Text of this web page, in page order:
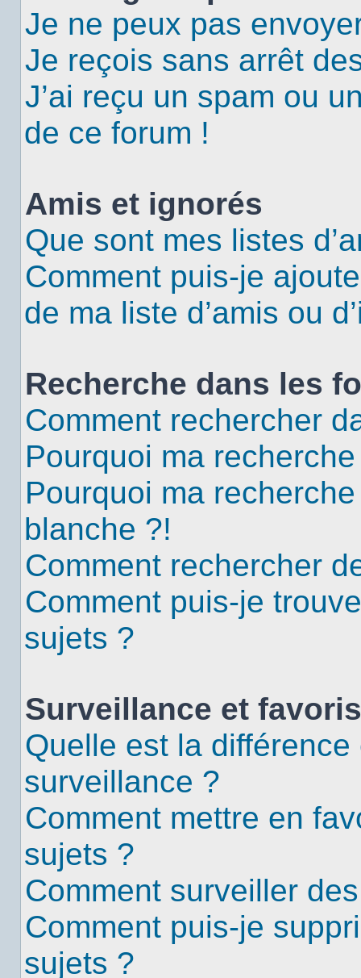
Je ne peux pas
Je reçois sans arrêt
J’ai reçu un spam ou
de ce forum !
Amis et ignorés
Que sont mes listes
Comment puis-je
de ma liste d’amis ou
Recherche dans les
Comment rechercher
Pourquoi ma
Pourquoi ma
blanche ?!
Comment rechercher
Comment puis-je
sujets ?
Surveillance et favoris
Quelle est la
surveillance ?
Comment mettre en
sujets ?
Comment surveiller
Comment puis-je
sujets ?